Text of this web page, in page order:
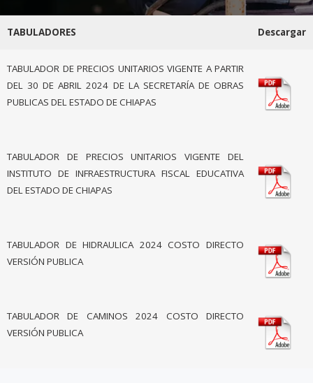
TABULADORES Descargar
TABULADOR DE PRECIOS UNITARIOS VIGENTE A PARTIR
DEL 30 DE ABRIL 2024 DE LA SECRETARÍA DE OBRAS
PUBLICAS DEL ESTADO DE CHIAPAS
TABULADOR DE PRECIOS UNITARIOS VIGENTE DEL
INSTITUTO DE INFRAESTRUCTURA FISCAL EDUCATIVA
DEL ESTADO DE CHIAPAS
TABULADOR DE HIDRAULICA 2024 COSTO DIRECTO
VERSIÓN PUBLICA
TABULADOR DE CAMINOS 2024 COSTO DIRECTO
VERSIÓN PUBLICA